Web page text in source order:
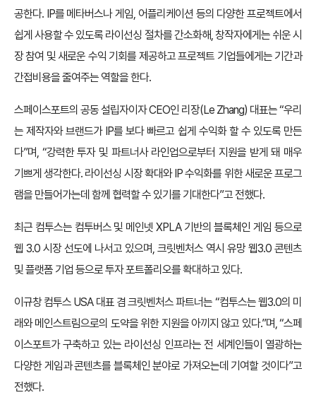
공한다. IP를 메타버스나 게임, 어플리케이션 등의 다양한 프로젝트에서
쉽게 사용할 수 있도록 라이선싱 절차를 간소화해, 창작자에게는 쉬운 시
장 참여 및 새로운 수익 기회를 제공하고 프로젝트 기업들에게는 기간과
간접비용을 줄여주는 역할을 한다.
스페이스포트의 공동 설립자이자 CEO인 리장(Le Zhang) 대표는 “우리
는 제작자와 브랜드가 IP를 보다 빠르고 쉽게 수익화 할 수 있도록 만든
다”며, “강력한 투자 및 파트너사 라인업으로부터 지원을 받게 돼 매우
기쁘게 생각한다. 라이선싱 시장 확대와 IP 수익화를 위한 새로운 프로그
램을 만들어가는데 함께 협력할 수 있기를 기대한다”고 전했다.
최근 컴투스는 컴투버스 및 메인넷 XPLA 기반의 블록체인 게임 등으로
웹 3.0 시장 선도에 나서고 있으며, 크릿벤처스 역시 유망 웹3.0 콘텐츠
및 플랫폼 기업 등으로 투자 포트폴리오를 확대하고 있다.
이규창 컴투스 USA 대표 겸 크릿벤처스 파트너는 “컴투스는 웹3.0의 미
래와 메인스트림으로의 도약을 위한 지원을 아끼지 않고 있다.”며, “스페
이스포트가 구축하고 있는 라이선싱 인프라는 전 세계인들이 열광하는
다양한 게임과 콘텐츠를 블록체인 분야로 가져오는데 기여할 것이다”고
전했다.